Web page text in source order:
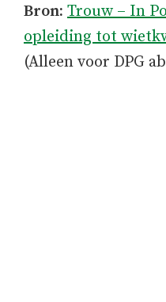
Bron: Trouw – In
opleiding tot
(Alleen voor DPG